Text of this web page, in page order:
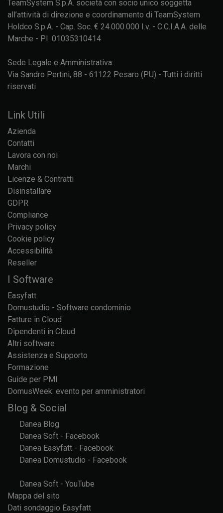
TeamSystem S.p.A. società con socio unico soggetta
all’attività di direzione e coordinamento di TeamSystem
Holdco S.p.A. - Cap. Soc. € 24.000.000 I.v. - C.C.I.A.A. delle
Marche - P.I. 01035310414
Sede Legale e Amministrativa:
Via Sandro Pertini, 88 - 61122 Pesaro (PU) - Tutti i diritti
riservati
Link Utili
Azienda
Contatti
Lavora con noi
Marchi
Licenze & Contratti
Disinstallare
GDPR
Compliance
Privacy policy
Cookie policy
Accessibilità
Reseller
I Software
Easyfatt
Domustudio - Software condominio
Fatture in Cloud
Dipendenti in Cloud
Altri software
Assistenza e Supporto
Formazione
Guide per PMI
DomusWeek: evento per amministratori
Blog & Social
Danea Blog
Danea Soft - Facebook
Danea Easyfatt - Facebook
Danea Domustudio - Facebook
Danea Soft - YouTube
Mappa del sito
Dati sondaggio Easyfatt